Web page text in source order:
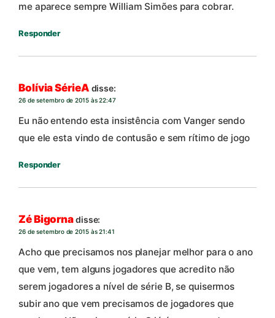
me aparece sempre William Simões para cobrar.
Responder
Bolívia SérieA disse:
26 de setembro de 2015 às 22:47
Eu não entendo esta insistência com Vanger sendo
que ele esta vindo de contusão e sem rítimo de jogo
Responder
Zé Bigornadisse:
26 de setembro de 2015 às 21:41
Acho que precisamos nos planejar melhor para o ano
que vem, tem alguns jogadores que acredito não
serem jogadores a nível de série B, se quisermos
subir ano que vem precisamos de jogadores que